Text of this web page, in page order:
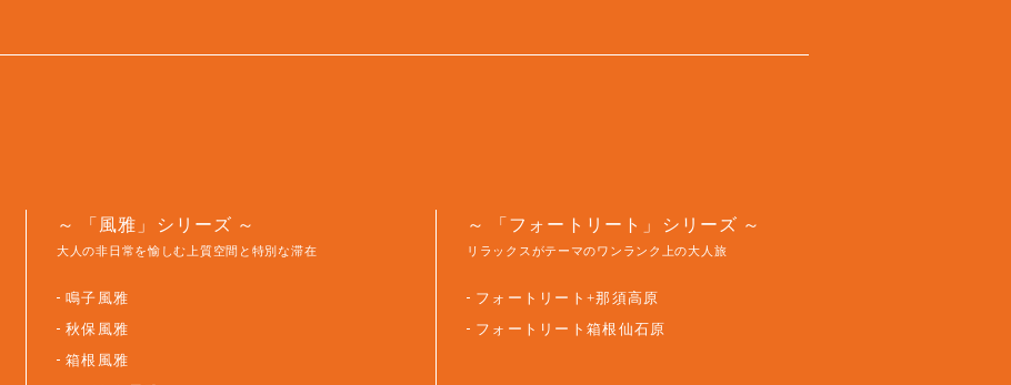
「風雅」シリーズ
大人の非日常を愉しむ上質空間と特別な滞在
鳴子風雅
秋保風雅
箱根風雅
「フォートリート」シリーズ
リラックスがテーマのワンランク上の大人旅
フォートリート+那須高原
フォートリート箱根仙石原